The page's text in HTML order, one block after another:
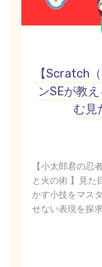
【Scratch
ンSEが教
む見
【小太郎君の忍
と火の術 】見た
かす小技をマス
せない表現を探